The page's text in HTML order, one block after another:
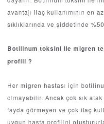
avantajı ilaç kullanımının en
sıklıklarında ve şiddetinde
Botilinum toksini ile migren
profili ?
Her migren hastası için
olmayabilir. Ancak çok sık
fayda görmeyen ve çok ilaç
uygun hasta profilini